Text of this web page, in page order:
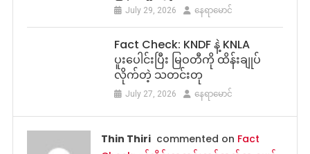
July 29, 2026 နေရာမောင်
Fact Check: KNDF နဲ့ KNLA
ပူးပေါင်းပြီး မြဝတီကို ထိန်းချုပ်
လိုက်တဲ့ သတင်းတု
July 27, 2026 နေရာမောင်
Thin Thiri commented on Fact